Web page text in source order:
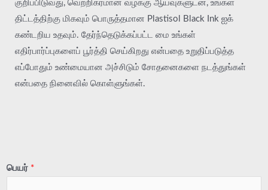
குறிப்பிடுவது, வெற்றிகரமான வழக்கு ஆய்வுகளுடன், உங்கள்
திட்டத்திற்கு மிகவும் பொருத்தமான Plastisol Black Ink ஐக்
கண்டறிய உதவும். தேர்ந்தெடுக்கப்பட்ட மை உங்கள்
எதிர்பார்ப்புகளைப் பூர்த்தி செய்கிறது என்பதை உறுதிப்படுத்த
எப்போதும் உண்மையான அச்சிடும் சோதனைகளை நடத்துங்கள்
என்பதை நினைவில் கொள்ளுங்கள்.
பெயர் *